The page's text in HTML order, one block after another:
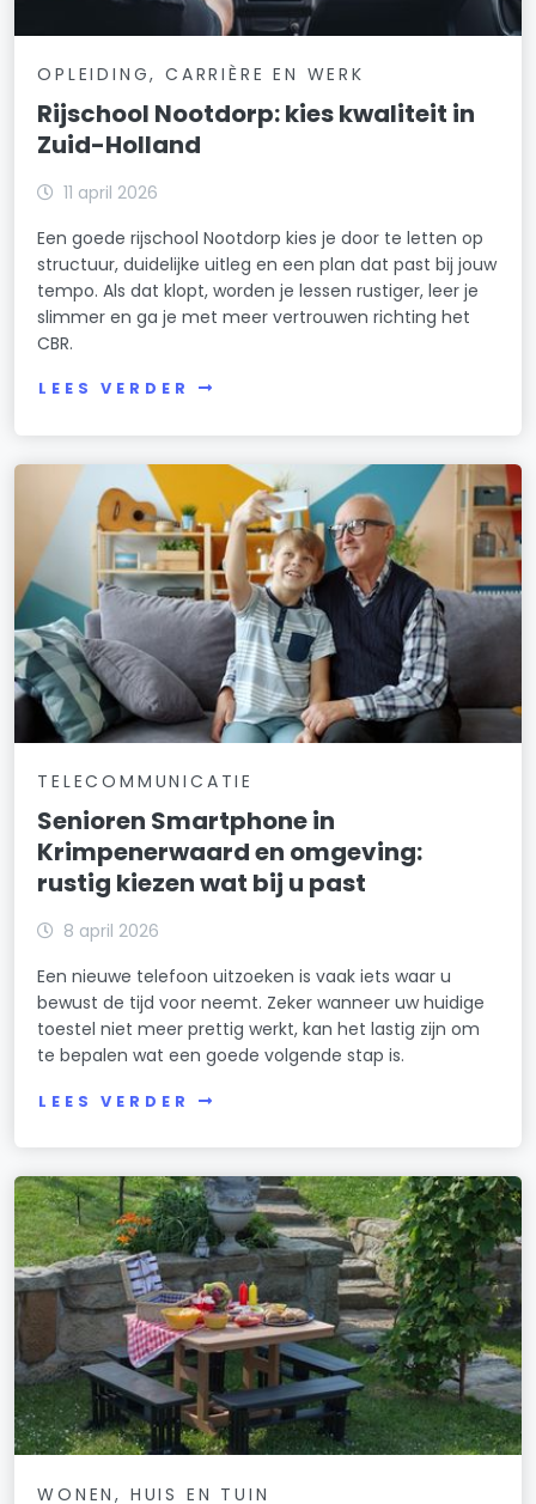
OPLEIDING, CARRIÈRE EN WERK
Rijschool Nootdorp: kies kwaliteit in
Zuid-Holland
11 april 2026
Een goede rijschool Nootdorp kies je door te letten op
structuur, duidelijke uitleg en een plan dat past bij jouw
tempo. Als dat klopt, worden je lessen rustiger, leer je
slimmer en ga je met meer vertrouwen richting het
CBR.
LEES VERDER
TELECOMMUNICATIE
Senioren Smartphone in
Krimpenerwaard en omgeving:
rustig kiezen wat bij u past
8 april 2026
Een nieuwe telefoon uitzoeken is vaak iets waar u
bewust de tijd voor neemt. Zeker wanneer uw huidige
toestel niet meer prettig werkt, kan het lastig zijn om
te bepalen wat een goede volgende stap is.
LEES VERDER
WONEN, HUIS EN TUIN